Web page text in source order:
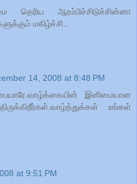
ஆரம்பிச்சிடுச்சின்னா
மகிழ்ச்சி..
14, 2008 at 8:48 PM
இனிமையான
உங்கள்
at 9:51 PM